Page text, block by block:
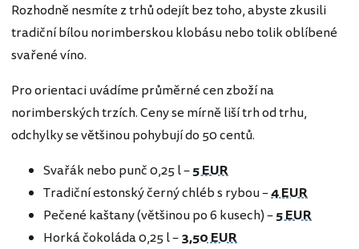
Rozhodně nesmíte z trhů odejít bez toho, abyste zkusili
tradiční bílou norimberskou klobásu nebo tolik oblíbené
svařené víno.
Pro orientaci uvádíme průměrné cen zboží na
norimberských trzích. Ceny se mírně liší trh od trhu,
odchylky se většinou pohybují do 50 centů.
Svařák nebo punč 0,25 l –5 EUR
Tradiční estonský černý chléb s rybou –4 EUR
Pečené kaštany (většinou po 6 kusech) –5 EUR
Horká čokoláda 0,25 l –3,50 EUR